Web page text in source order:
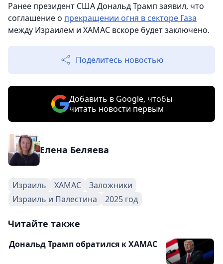
Ранее президент США Дональд Трамп заявил, что
соглашение о прекращении огня в секторе Газа
между Израилем и ХАМАС вскоре будет заключено.
Поделитесь новостью
Добавить в Google, чтобы
читать новости первым
Елена Беляева
Израиль ХАМАС
Заложники
Израиль и Палестина
2025 год
Читайте также
Дональд Трамп обратился к ХАМАС